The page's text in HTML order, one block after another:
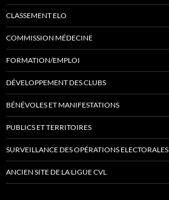
CLASSEMENT ELO
COMMISSION MÉDECINE
FORMATION/EMPLOI
DÉVELOPPEMENT DES CLUBS
BÉNÉVOLES ET MANIFESTATIONS
PUBLICS ET TERRITOIRES
SURVEILLANCE DES OPÉRATIONS ELECTORALES
ANCIEN SITE DE LA LIGUE CVL